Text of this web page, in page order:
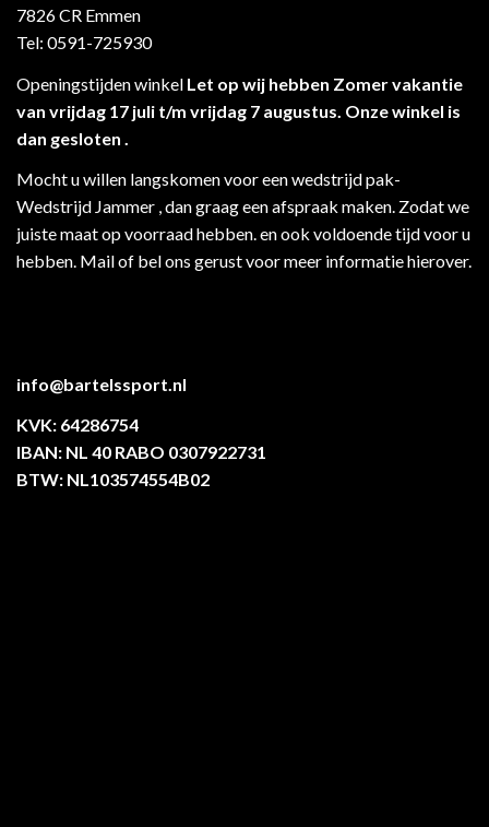
7826 CR Emmen
Tel: 0591-725930
Openingstijden winkel Let op wij hebben Zomer vakantie
van vrijdag 17 juli t/m vrijdag 7 augustus. Onze winkel is
dan gesloten .
Mocht u willen langskomen voor een wedstrijd pak-
Wedstrijd Jammer , dan graag een afspraak maken. Zodat we
juiste maat op voorraad hebben. en ook voldoende tijd voor u
hebben. Mail of bel ons gerust voor meer informatie hierover.
info@bartelssport.nl
KVK: 64286754
IBAN: NL 40 RABO 0307922731
BTW: NL103574554B02